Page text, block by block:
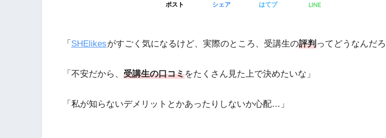
ポスト シェア はてブ LINE
「 SHElikesがすごく気になるけど、実際のところ、受講生の評判 ってどうなんだろ
「不安だから、 受講生の口コミをたくさん見た上で決めたいな」
「私が知らないデメリットとかあったりしないか心配…」